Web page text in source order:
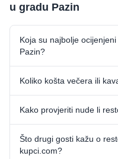
u gradu Pazin
Koja su najbolje
Pazin?
Koliko košta večera ili
Kako provjeriti nude li
Što drugi gosti kažu o
kupci.com?